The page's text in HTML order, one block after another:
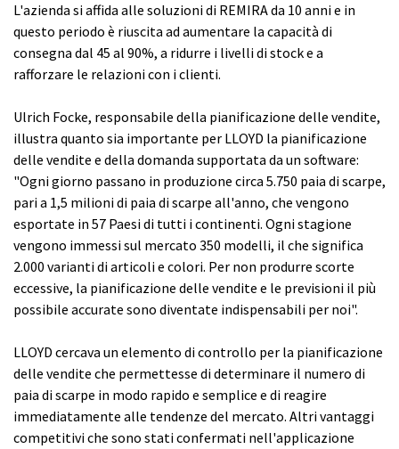
L'azienda si affida alle soluzioni di REMIRA da 10 anni e in
questo periodo è riuscita ad aumentare la capacità di
consegna dal 45 al 90%, a ridurre i livelli di stock e a
rafforzare le relazioni con i clienti.
Ulrich Focke, responsabile della pianificazione delle vendite,
illustra quanto sia importante per LLOYD la pianificazione
delle vendite e della domanda supportata da un software:
"Ogni giorno passano in produzione circa 5.750 paia di scarpe,
pari a 1,5 milioni di paia di scarpe all'anno, che vengono
esportate in 57 Paesi di tutti i continenti. Ogni stagione
vengono immessi sul mercato 350 modelli, il che significa
2.000 varianti di articoli e colori. Per non produrre scorte
eccessive, la pianificazione delle vendite e le previsioni il più
possibile accurate sono diventate indispensabili per noi".
LLOYD cercava un elemento di controllo per la pianificazione
delle vendite che permettesse di determinare il numero di
paia di scarpe in modo rapido e semplice e di reagire
immediatamente alle tendenze del mercato. Altri vantaggi
competitivi che sono stati confermati nell'applicazione